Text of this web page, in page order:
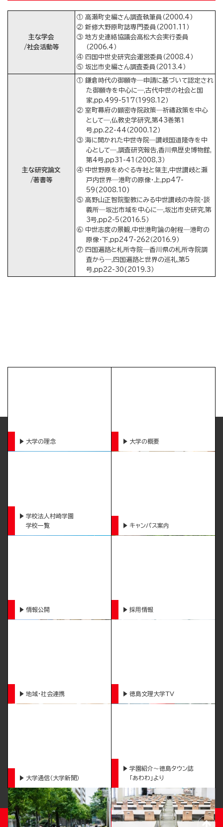
主な学会
/社会活動等
① 高瀬町史編さん調査執筆員（2000.4）
② 新修大野原町誌専門委員（2001.11）
③ 地方史連絡協議会高松大会実行委員
（2006.4）
④ 四国中世史研究会運営委員（2008.4）
⑤ 坂出市史編さん調査委員（2013.4）
主な研究論文
/著書等
① 鎌倉時代の御願寺―申請に基づいて認定され
た御願寺を中心に―,古代中世の社会と国
家,pp.499-517（1998.12）
② 室町幕府の顕密寺院政策―祈禱政策を中心
として―,仏教史学研究,第43巻第１
号,pp.22-44（2000.12）
③ 海に開かれた中世寺院―讃岐国道隆寺を中
心として―,調査研究報告,香川県歴史博物館,
第4号,pp31-41（2008,3）
④ 中世野原をめぐる寺社と領主,中世讃岐と瀬
戸内世界―港町の原像・上,pp47-
59(2008.10)
⑤ 高野山正智院聖教にみる中世讃岐の寺院・談
義所―坂出市域を中心に―,坂出市史研究,第
3号,pp2-5（2016.5）
⑥ 中世志度の景観,中世港町論の射程―港町の
原像・下,pp247-262（2016.9）
⑦ 四国遍路と札所寺院―香川県の札所寺院調
査から―,四国遍路と世界の巡礼,第5
号,pp22-30(2019.3）
大学の理念 大学の概要
学校法人村崎学園
学校一覧
キャンパス案内
情報公開 採用情報
地域・社会連携 徳島文理大学TV
大学通信（大学新聞）
学園紹介～徳島タウン誌
「あわわ」より